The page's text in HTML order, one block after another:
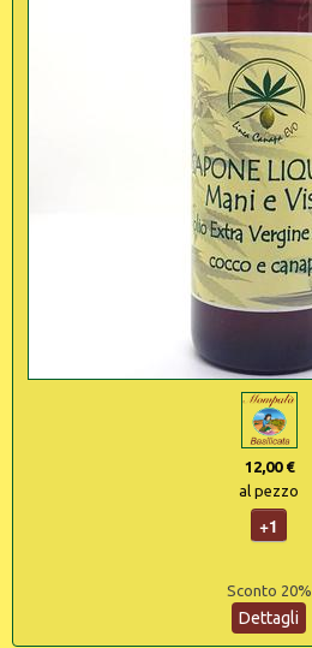
12,00 €
al pezzo
+1
Sconto 20%
Dettagli